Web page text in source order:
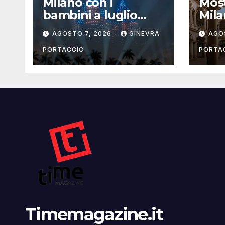
bambini a luglio
2026: eventi, cinema
e attività per
famiglie
AGOSTO 7, 2026 GINEVRA
PORTACCIO
la
Timemagazine.it